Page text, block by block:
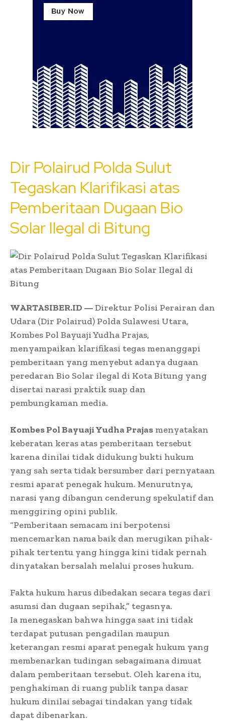
Dir Polairud Polda Sulut
Tegaskan Klarifikasi atas
Pemberitaan Dugaan Bio
Solar Ilegal di Bitung
WARTASIBER.ID —Direktur Polisi Perairan dan
Udara (Dir Polairud) Polda Sulawesi Utara,
Kombes Pol Bayuaji Yudha Prajas,
menyampaikan klarifikasi tegas menanggapi
pemberitaan yang menyebut adanya dugaan
peredaran Bio Solar ilegal di Kota Bitung yang
disertai narasi praktik suap dan
pembungkaman media.
Kombes Pol Bayuaji Yudha Prajas menyatakan
keberatan keras atas pemberitaan tersebut
karena dinilai tidak didukung bukti hukum
yang sah serta tidak bersumber dari pernyataan
resmi aparat penegak hukum. Menurutnya,
narasi yang dibangun cenderung spekulatif dan
menggiring opini publik.
“Pemberitaan semacam ini berpotensi
mencemarkan nama baik dan merugikan pihak-
pihak tertentu yang hingga kini tidak pernah
dinyatakan bersalah melalui proses hukum.
Fakta hukum harus dibedakan secara tegas dari
asumsi dan dugaan sepihak,” tegasnya.
Ia menegaskan bahwa hingga saat ini tidak
terdapat putusan pengadilan maupun
keterangan resmi aparat penegak hukum yang
membenarkan tudingan sebagaimana dimuat
dalam pemberitaan tersebut. Oleh karena itu,
penghakiman di ruang publik tanpa dasar
hukum dinilai sebagai tindakan yang tidak
dapat dibenarkan.